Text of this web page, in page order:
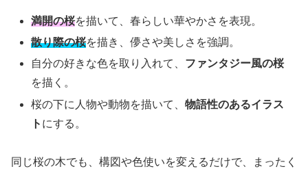
満開の桜を描いて、春らしい華やかさを表現。
散り際の桜を描き、儚さや美しさを強調。
自分の好きな色を取り入れて、 ファンタジー風の桜
を描く。
桜の下に人物や動物を描いて、物語性のあるイラス
ト にする。
同じ桜の木でも、構図や色使いを変えるだけで、まったく